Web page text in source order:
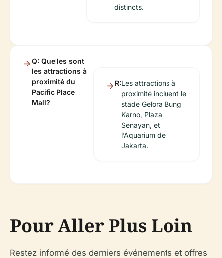
distincts.
Q: Quelles sont
les attractions à
proximité du
Pacific Place
Mall?
R:Les attractions à
proximité incluent le
stade Gelora Bung
Karno, Plaza
Senayan, et
l’Aquarium de
Jakarta.
Pour Aller Plus Loin
Restez informé des derniers événements et offres